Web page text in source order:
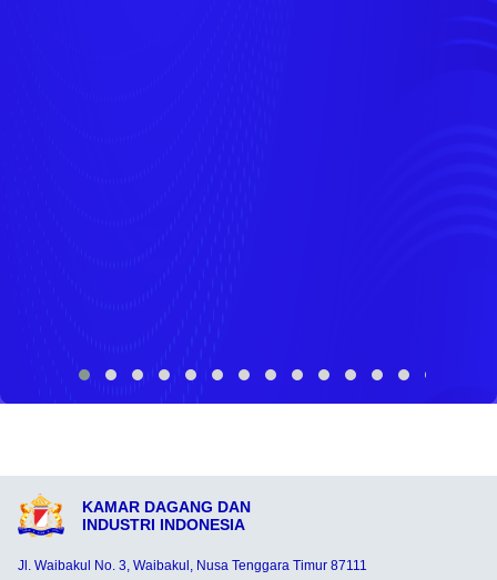
KAMAR DAGANG DAN
INDUSTRI INDONESIA
Jl. Waibakul No. 3, Waibakul, Nusa Tenggara Timur 87111